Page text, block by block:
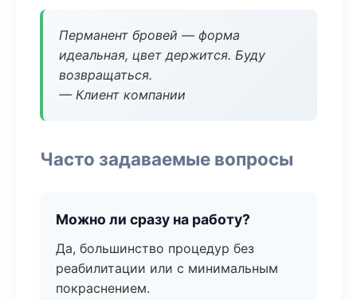
Перманент бровей — форма
идеальная, цвет держится. Буду
возвращаться.
— Клиент компании
Часто задаваемые вопросы
Можно ли сразу на работу?
Да, большинство процедур без
реабилитации или с минимальным
покраснением.